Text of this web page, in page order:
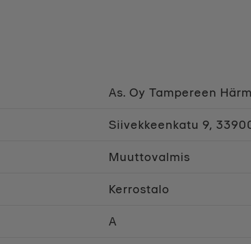
As. Oy Tampereen
Siivekkeenkatu 9,
Muuttovalmis
Kerrostalo
A